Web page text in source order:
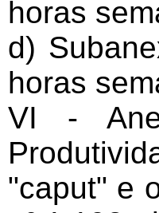
horas
d)
horas
VI -
"caput" e